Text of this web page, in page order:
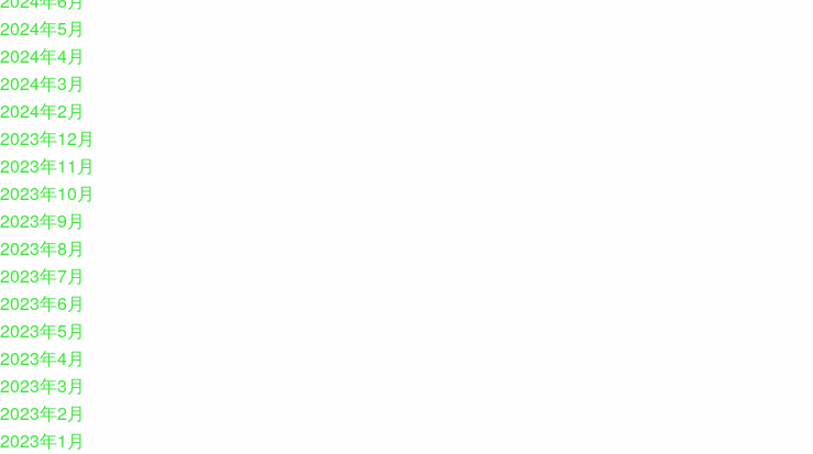
2024年5月
2024年4月
2024年3月
2024年2月
2023年12月
2023年11月
2023年10月
2023年9月
2023年8月
2023年7月
2023年6月
2023年5月
2023年4月
2023年3月
2023年2月
2023年1月